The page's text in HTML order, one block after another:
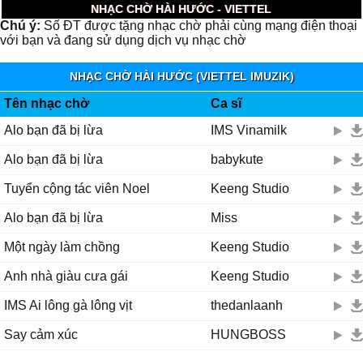
NHẠC CHỜ HÀI HƯỚC - VIETTEL
Chú ý: Số ĐT được tặng nhạc chờ phải cùng mạng điện thoại
với bạn và đang sử dụng dịch vụ nhạc chờ
NHẠC CHỜ HÀI HƯỚC (VIETTEL IMUZIK)
Tên nhạc chờ
Ca sĩ
Alo bạn đã bị lừa
IMS Vinamilk
Alo bạn đã bị lừa babykute
Tuyển cộng tác viên Noel Keeng Studio
Alo bạn đã bị lừa Miss
Một ngày làm chồng Keeng Studio
Anh nhà giàu cưa gái Keeng Studio
IMS Ai lông gà lông vịt thedanlaanh
Say cảm xúc HUNGBOSS